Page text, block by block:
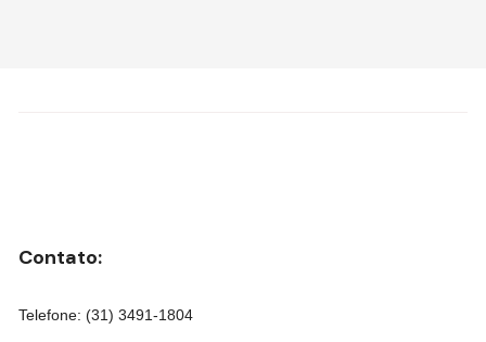
Contato:
Telefone: (31) 3491-1804